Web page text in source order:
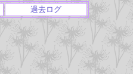
過去ログ